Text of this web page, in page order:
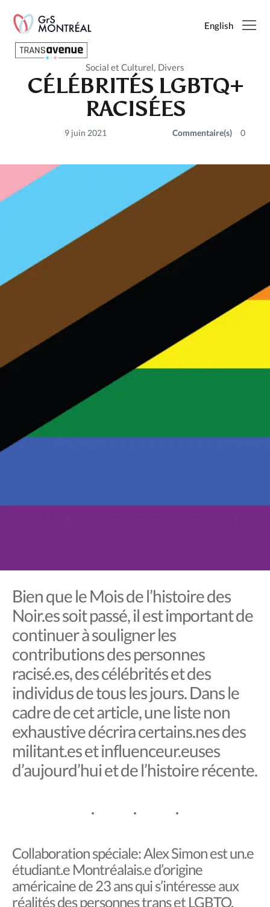
English
Français
SEARCH
Charte des commentaires et publications
Conditions d’utilisation
Nous contacter
Politique de confidentialité
Social et Culturel Divers
CÉLÉBRITÉS LGBTQ+
RACISÉES
9 juin 2021 Commentaire(s) 0
Bien que le Mois de l’histoire des
Noir.es soit passé, il est important de
continuer à souligner les
contributions des personnes
racisé.es, des célébrités et des
individus de tous les jours. Dans le
cadre de cet article, une liste non
exhaustive décrira certains.nes des
militant.es et influenceur.euses
d’aujourd’hui et de l’histoire récente.
Collaboration spéciale: Alex Simon est un.e
étudiant.e Montréalais.e d’origine
américaine de 23 ans qui s’intéresse aux
réalités des personnes trans et LGBTQ.